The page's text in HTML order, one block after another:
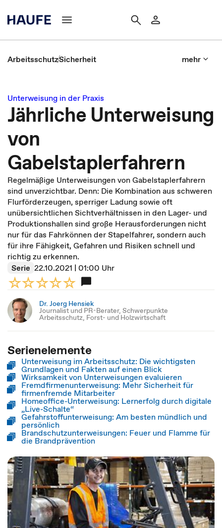
ArbeitsschutzSicherheit mehr
Unterweisung in der Praxis
Jährliche Unterweisung
von
Gabelstaplerfahrern
Regelmäßige Unterweisungen von Gabelstaplerfahrern
sind unverzichtbar. Denn: Die Kombination aus schweren
Flurförderzeugen, sperriger Ladung sowie oft
unübersichtlichen Sichtverhältnissen in den Lager- und
Produktionshallen sind große Herausforderungen nicht
nur für das Fahrkönnen der Stapelfahrer, sondern auch
für ihre Fähigkeit, Gefahren und Risiken schnell und
richtig zu erkennen.
Serie 22.10.2021 | 01:00 Uhr
Dr. Joerg Hensiek
Journalist und PR-Berater, Schwerpunkte
Arbeitsschutz, Forst- und Holzwirtschaft
Serienelemente
Unterweisung im Arbeitsschutz: Die wichtigsten
Grundlagen und Fakten auf einen Blick
Wirksamkeit von Unterweisungen evaluieren
Fremdfirmenunterweisung: Mehr Sicherheit für
firmenfremde Mitarbeiter
Homeoffice-Unterweisung: Lernerfolg durch digitale
„Live-Schalte“
Gefahrstoffunterweisung: Am besten mündlich und
persönlich
Brandschutzunterweisungen: Feuer und Flamme für
die Brandprävention